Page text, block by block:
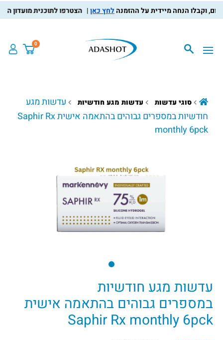
לחץ כאן הצטרפו לתוכנית מועדון
0
סוגי עדשות עדשות מגע חודשיות
עדשות מגע
חודשיות במספרים גבוהים בהתאמה אישית Saphir Rx
monthly 6pck
עדשות מגע חודשיות
במספרים גבוהים בהתאמה אישית
Saphir Rx monthly 6pck